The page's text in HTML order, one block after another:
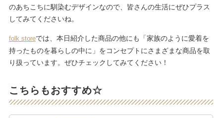
のあちこちに馴染むデザインなので、皆さんの生活にぜひプラス
してみてくださいね。
folk storeでは、本日紹介した商品の他にも「家族のように愛着を
持ったものを暮らしの中に」をコンセプトにさまざまな商品を取
り扱っています。ぜひチェックしてみてください！
こちらもおすすめ☆